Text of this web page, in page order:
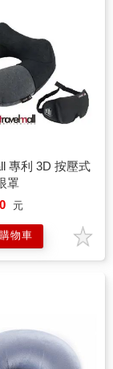
專利 3D 按壓式
罩
元
物車